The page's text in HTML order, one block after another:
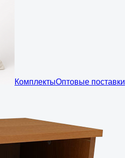
КомплектыОптовые поставки